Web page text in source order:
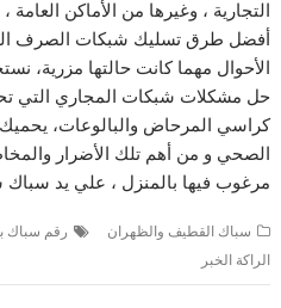
التجارية ، وغيرها من الأماكن
أفضل طرق تسليك شبكات الصرف
الأحوال مهما كانت حالتها مزرية،
حل مشكلات شبكات المجاري التي
كراسي المرحاض والبالوعات،
الصحي و من أهم تلك الأضرار
مرغوب فيها بالمنزل ، علي يد
سباك القطيف والظهران رقم سباك
الراكة الخبر